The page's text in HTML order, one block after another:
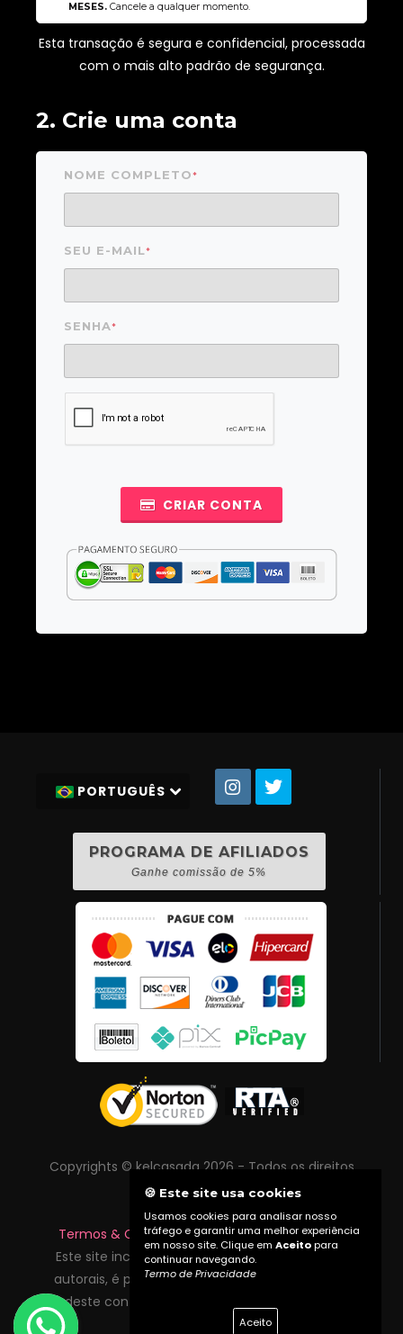
MESES. Cancele a qualquer momento.
Esta transação é segura e confidencial, processada
com o mais alto padrão de segurança.
2. Crie uma conta
NOME COMPLETO*
SEU E-MAIL*
SENHA*
CRIAR CONTA
PORTUGUÊS
PROGRAMA DE AFILIADOS
Ganhe comissão de 5%
Copyrights © kelcasada 2026 - Todos os direitos
reservados
Termos & Condições |Política de Privacidade
Este site inclui conteúdo protegido por direitos
autorais, é proibida reprodução total ou parcial
deste conteúdo sem autorização prévia do
proprietário do site.
🍪 Este site usa cookies
Usamos cookies para analisar nosso
tráfego e garantir uma melhor experiência
em nosso site. Clique em Aceitopara
continuar navegando.
Termo de Privacidade
Aceito